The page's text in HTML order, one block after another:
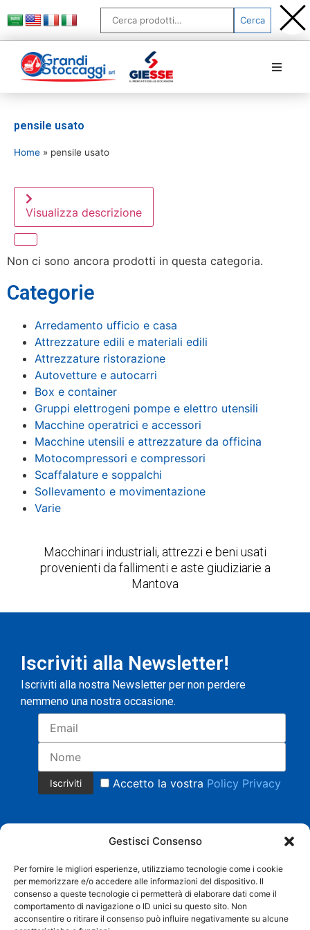
Gestisci Consenso
Per fornire le migliori esperienze, utilizziamo tecnologie come i cookie
per memorizzare e/o accedere alle informazioni del dispositivo. Il
consenso a queste tecnologie ci permetterà di elaborare dati come il
comportamento di navigazione o ID unici su questo sito. Non
acconsentire o ritirare il consenso può influire negativamente su alcune
Cerca
Servizi
Contatti
Categorie
Arredamento ufficio e casa
Attrezzature edili e materiali edili
Attrezzature ristorazione
Autovetture e autocarri
Box e container
Gruppi elettrogeni pompe e elettro utensili
Macchine operatrici e accessori
Macchine utensili e attrezzature da officina
Motocompressori e compressori
Scaffalature e soppalchi
Sollevamento e movimentazione
Varie
pensile usato
Home » pensile usato
Visualizza descrizione
Non ci sono ancora prodotti in questa categoria.
Macchinari industriali, attrezzi e beni usati
provenienti da fallimenti e aste giudiziarie a
Mantova
Iscriviti alla Newsletter!
Iscriviti alla nostra Newsletter per non perdere
nemmeno una nostra occasione.
Accetto la vostra Policy Privacy
Copyright 2023 © Tutti i diritti riservati.
COMMERCIALE CRISTIAN MAGNANI Cell. +39 335 8158553 |
AMMINISTRAZIONE BARBARA SACCHI Cell. 338 3958219 |
info@grandistoccaggi.com | P. IVA 02538090206 |